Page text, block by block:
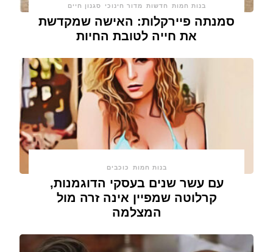
בנות חמות חדשות מדור חינוכי סגנון חיים
סמנתה פיירקלות: האישה שמקדשת
את חייה לטובת החיות
בנות חמות כוכבים
עם עשר שנים בעסקי הדוגמנות,
קרלוטה שמפיין אינה זרה מול
המצלמה